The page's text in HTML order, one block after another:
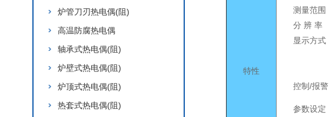
炉管刀刃热电偶(阻)
高温防腐热电偶
轴承式热电偶(阻)
炉壁式热电偶(阻)
炉顶式热电偶(阻)
热套式热电偶(阻)
特性
测量范围
分 辨 率
显示方式
控制/报警
参数设定